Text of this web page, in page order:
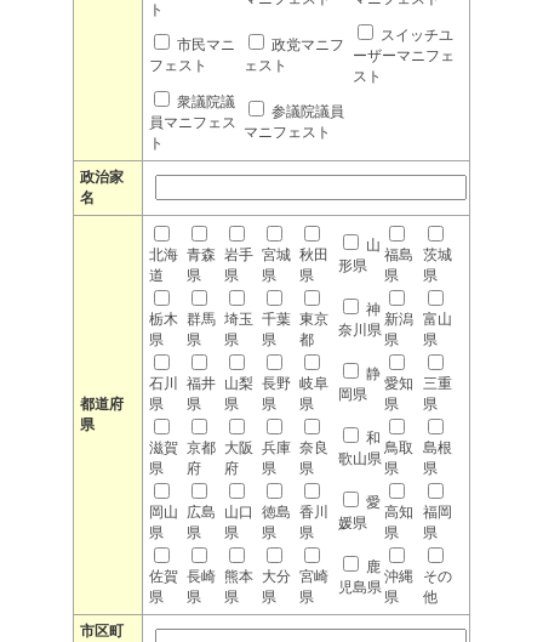
ト
市民マニ
フェスト
政党マニフ
ェスト
スイッチユ
ーザーマニフェ
スト
衆議院議
員マニフェス
ト
参議院議員
マニフェスト
政治家
名
都道府
県
北海
道
青森
県
岩手
県
宮城
県
秋田
県
山
形県
福島
県
茨城
県
栃木
県
群馬
県
埼玉
県
千葉
県
東京
都
神
奈川県
新潟
県
富山
県
石川
県
福井
県
山梨
県
長野
県
岐阜
県
静
岡県
愛知
県
三重
県
滋賀
県
京都
府
大阪
府
兵庫
県
奈良
県
和
歌山県
鳥取
県
島根
県
岡山
県
広島
県
山口
県
徳島
県
香川
県
愛
媛県
高知
県
福岡
県
佐賀
県
長崎
県
熊本
県
大分
県
宮崎
県
鹿
児島県
沖縄
県
その
他
市区町